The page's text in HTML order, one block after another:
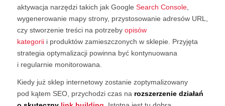
aktywacja narzędzi takich jak Google Search Console,
wygenerowanie mapy strony, przystosowanie adresów URL,
czy stworzenie treści na potrzeby opisów
kategoriii produktów zamieszczonych w sklepie. Przyjęta
strategia optymalizacji powinna być kontynuowana
i regularnie monitorowana.
Kiedy już sklep internetowy zostanie zoptymalizowany
pod kątem SEO, przychodzi czas na rozszerzenie działań